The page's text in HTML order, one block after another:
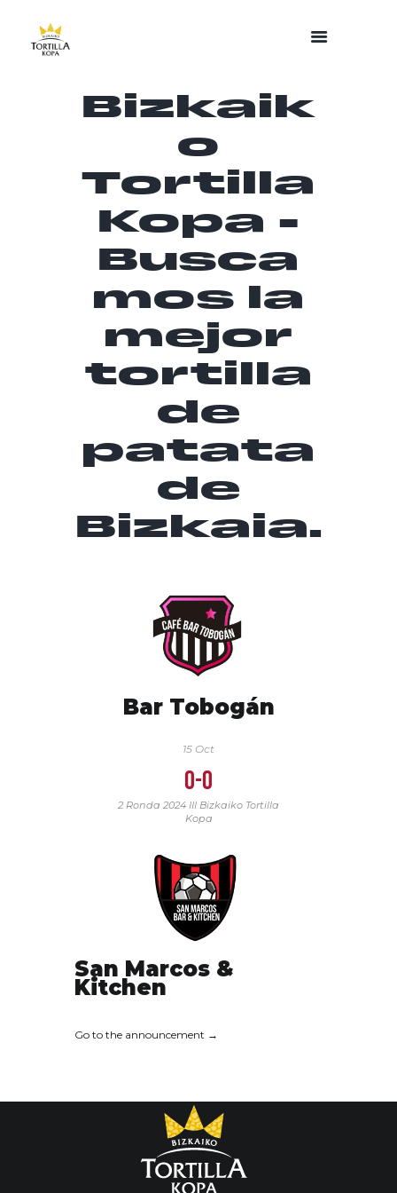
Bizkaik
o
Tortilla
Kopa -
Busca
mos la
mejor
tortilla
de
patata
de
Bizkaia.
Bar Tobogán
15 Oct
0-0
2 Ronda 2024 III Bizkaiko Tortilla
Kopa
San Marcos &
Kitchen
Go to the announcement →